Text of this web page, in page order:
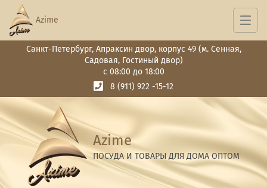
Санкт-Петербург, Апраксин двор, корпус 49 (м. Сенная,
Садовая, Гостиный двор)
с 08:00 до 18:00
8 (911) 922 -15-12
Azime
ПОСУДА И ТОВАРЫ ДЛЯ ДОМА ОПТОМ
Azime